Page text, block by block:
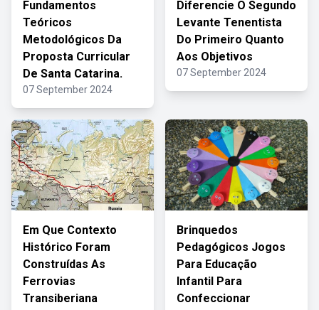
Fundamentos
Teóricos
Metodológicos Da
Proposta Curricular
De Santa Catarina.
07 September 2024
Diferencie O Segundo
Levante Tenentista
Do Primeiro Quanto
Aos Objetivos
07 September 2024
Em Que Contexto
Histórico Foram
Construídas As
Ferrovias
Transiberiana
Brinquedos
Pedagógicos Jogos
Para Educação
Infantil Para
Confeccionar